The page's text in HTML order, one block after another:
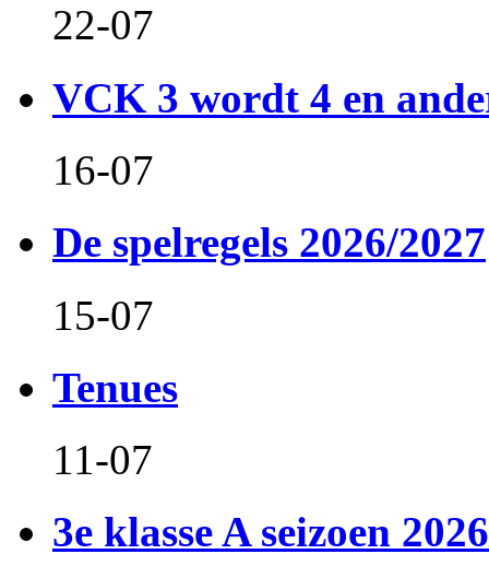
22-07
VCK 3 wordt 4 en
16-07
De spelregels 2026/2027
15-07
Tenues
11-07
3e klasse A seizoen